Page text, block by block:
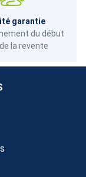
garantie
du début
la revente